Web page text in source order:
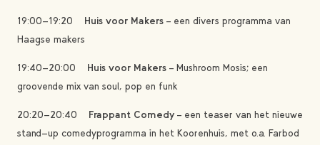
19:00-19:20 Huis voor Makers – een divers programma van
Haagse makers
19:40-20:00 Huis voor Makers – Mushroom Mosis; een
groovende mix van soul, pop en funk
20:20-20:40 Frappant Comedy – een teaser van het nieuwe
stand-up comedyprogramma in het Koorenhuis, met o.a. Farbod